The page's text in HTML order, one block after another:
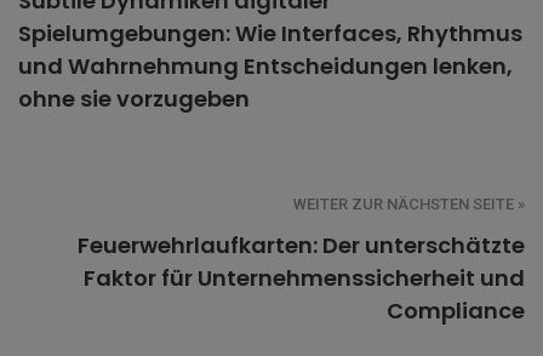
Spielumgebungen: Wie Interfaces, Rhythmus
und Wahrnehmung Entscheidungen lenken,
ohne sie vorzugeben
WEITER ZUR NÄCHSTEN SEITE »
Feuerwehrlaufkarten: Der unterschätzte
Faktor für Unternehmenssicherheit und
Compliance